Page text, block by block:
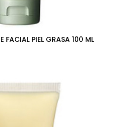
FACIAL PIEL GRASA 100 ML